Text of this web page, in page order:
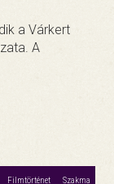
a Várkert
A
Filmtörténet Szakma